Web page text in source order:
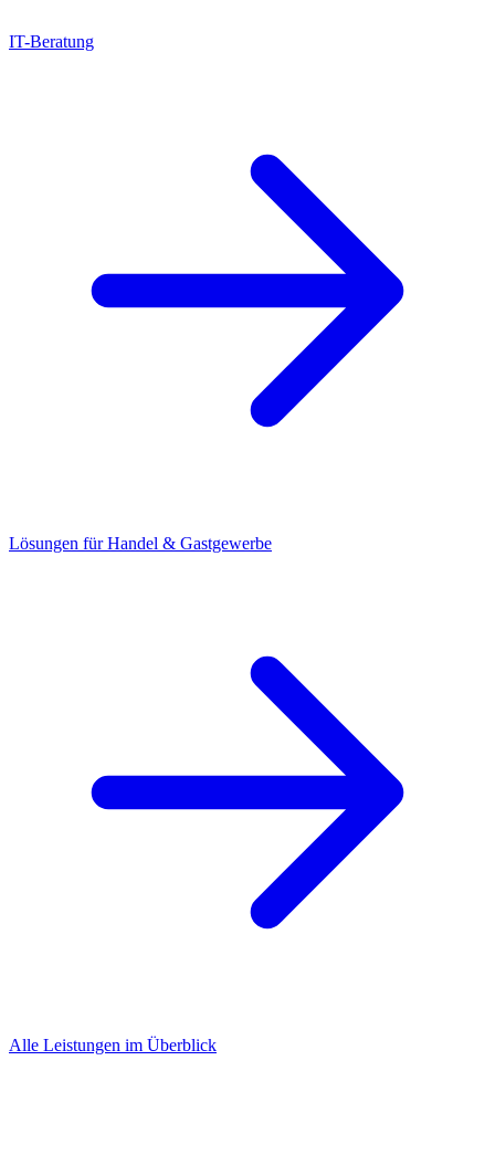
IT-Beratung
Lösungen für Handel & Gastgewerbe
Alle Leistungen im Überblick